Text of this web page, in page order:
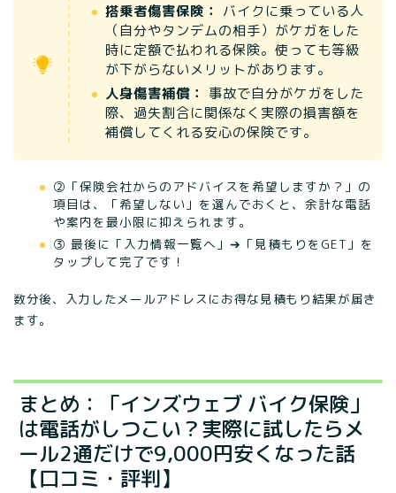
搭乗者傷害保険：
バイクに乗っている人
（自分やタンデムの相手）がケガをした
時に定額で払われる保険。使っても等級
が下がらないメリットがあります。
人身傷害補償：
事故で自分がケガをした
際、過失割合に関係なく実際の損害額を
補償してくれる安心の保険です。
②「保険会社からのアドバイスを希望しますか？」の
項目は、「希望しない」を選んでおくと、余計な電話
や案内を最小限に抑えられます。
③ 最後に「入力情報一覧へ」➔「見積もりをGET」を
タップして完了です！
数分後、入力したメールアドレスにお得な見積もり結果が届き
ます。
まとめ：「インズウェブ バイク保険」
は電話がしつこい？実際に試したらメ
ール2通だけで9,000円安くなった話
【口コミ・評判】